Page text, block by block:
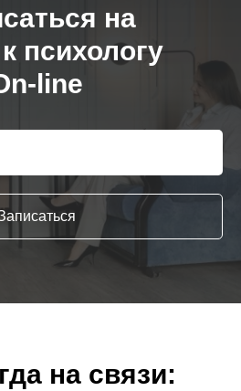
на
психологу
line
на связи: